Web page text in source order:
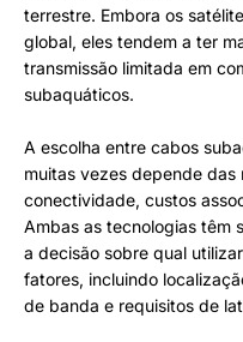
terrestre. Embora os
global, eles tendem a ter
transmissão limitada em
subaquáticos.
A escolha entre cabos
muitas vezes depende
conectividade, custos
Ambas as tecnologias têm
a decisão sobre qual
fatores, incluindo
de banda e requisitos de